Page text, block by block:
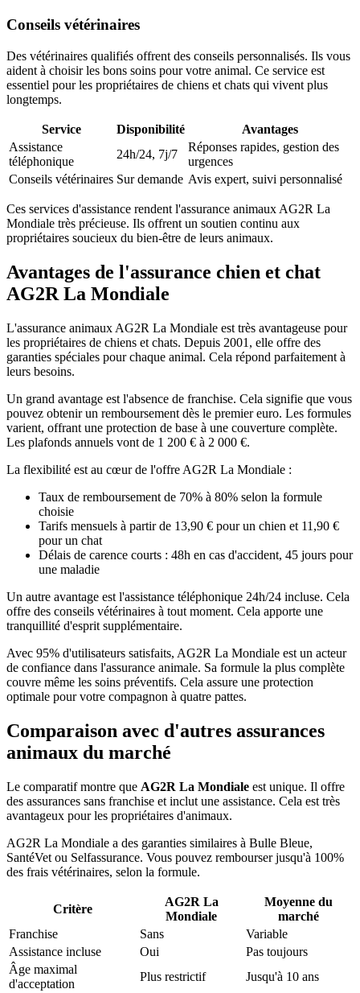
Conseils vétérinaires
Des vétérinaires qualifiés offrent des conseils personnalisés. Ils vous
aident à choisir les bons soins pour votre animal. Ce service est
essentiel pour les propriétaires de chiens et chats qui vivent plus
longtemps.
Service Disponibilité
Avantages
Assistance
téléphonique
24h/24, 7j/7
Réponses rapides, gestion des
urgences
Conseils vétérinaires Sur demande Avis expert, suivi personnalisé
Ces services d'assistance rendent l'assurance animaux AG2R La
Mondiale très précieuse. Ils offrent un soutien continu aux
propriétaires soucieux du bien-être de leurs animaux.
Avantages de l'assurance chien et chat
AG2R La Mondiale
L'assurance animaux AG2R La Mondiale est très avantageuse pour
les propriétaires de chiens et chats. Depuis 2001, elle offre des
garanties spéciales pour chaque animal. Cela répond parfaitement à
leurs besoins.
Un grand avantage est l'absence de franchise. Cela signifie que vous
pouvez obtenir un remboursement dès le premier euro. Les formules
varient, offrant une protection de base à une couverture complète.
Les plafonds annuels vont de 1 200 € à 2 000 €.
La flexibilité est au cœur de l'offre AG2R La Mondiale :
Taux de remboursement de 70% à 80% selon la formule
choisie
Tarifs mensuels à partir de 13,90 € pour un chien et 11,90 €
pour un chat
Délais de carence courts : 48h en cas d'accident, 45 jours pour
une maladie
Un autre avantage est l'assistance téléphonique 24h/24 incluse. Cela
offre des conseils vétérinaires à tout moment. Cela apporte une
tranquillité d'esprit supplémentaire.
Avec 95% d'utilisateurs satisfaits, AG2R La Mondiale est un acteur
de confiance dans l'assurance animale. Sa formule la plus complète
couvre même les soins préventifs. Cela assure une protection
optimale pour votre compagnon à quatre pattes.
Comparaison avec d'autres assurances
animaux du marché
Le comparatif montre que AG2R La Mondiale est unique. Il offre
des assurances sans franchise et inclut une assistance. Cela est très
avantageux pour les propriétaires d'animaux.
AG2R La Mondiale a des garanties similaires à Bulle Bleue,
SantéVet ou Selfassurance. Vous pouvez rembourser jusqu'à 100%
des frais vétérinaires, selon la formule.
Critère
AG2R La
Mondiale
Moyenne du
marché
Franchise
Sans
Variable
Assistance incluse
Oui
Pas toujours
Âge maximal
d'acceptation
Plus restrictif Jusqu'à 10 ans